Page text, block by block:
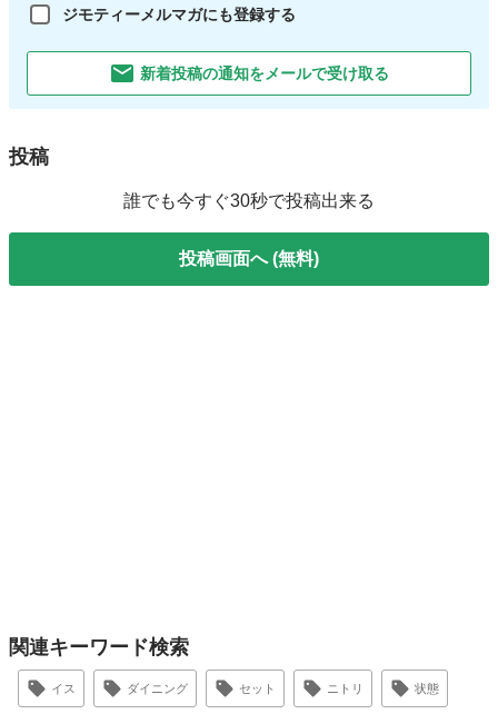
ジモティーメルマガにも登録する
新着投稿の通知をメールで受け取る
投稿
誰でも今すぐ30秒で投稿出来る
投稿画面へ (無料)
関連キーワード検索
イス ダイニング セット ニトリ 状態